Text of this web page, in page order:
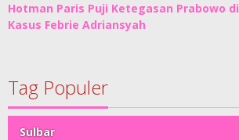
Hotman Paris Puji Ketegasan Prabowo di
Kasus Febrie Adriansyah
Tag Populer
Sulbar